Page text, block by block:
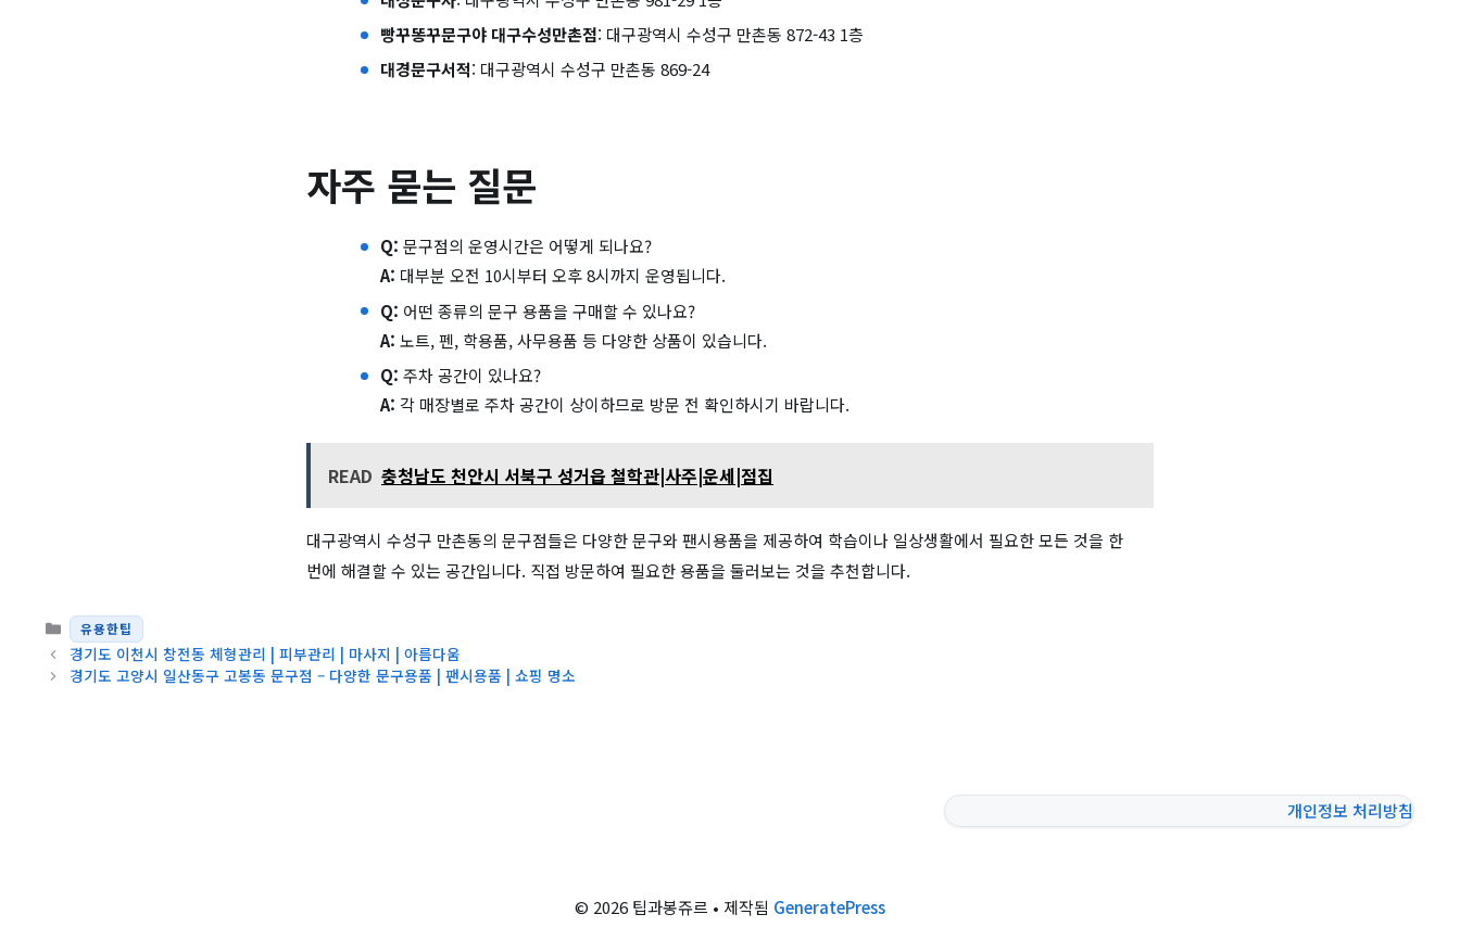
빵꾸똥꾸문구야 대구수성만촌점: 대구광역시 수성구 만촌동 872-43 1층
대경문구서적: 대구광역시 수성구 만촌동 869-24
자주 묻는 질문
Q: 문구점의 운영시간은 어떻게 되나요?
A: 대부분 오전 10시부터 오후 8시까지 운영됩니다.
Q: 어떤 종류의 문구 용품을 구매할 수 있나요?
A: 노트, 펜, 학용품, 사무용품 등 다양한 상품이 있습니다.
Q: 주차 공간이 있나요?
A: 각 매장별로 주차 공간이 상이하므로 방문 전 확인하시기 바랍니다.
READ 충청남도 천안시 서북구 성거읍 철학관|사주|운세|점집
대구광역시 수성구 만촌동의 문구점들은 다양한 문구와 팬시용품을 제공하여 학습이나 일상생활에서 필요한 모든 것을 한
번에 해결할 수 있는 공간입니다. 직접 방문하여 필요한 용품을 둘러보는 것을 추천합니다.
카테고리
유용한팁
경기도 이천시 창전동 체형관리 | 피부관리 | 마사지 | 아름다움
경기도 고양시 일산동구 고봉동 문구점 – 다양한 문구용품 | 팬시용품 | 쇼핑 명소
개인정보 처리방침
© 2026 팁과봉쥬르 • 제작됨 GeneratePress